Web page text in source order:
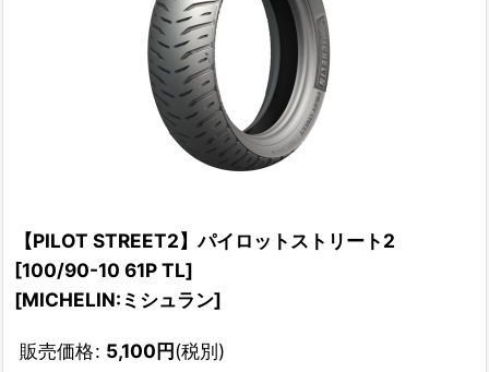
【PILOT STREET2】パイロットストリート2
[100/90-10 61P TL]
[MICHELIN:ミシュラン]
販売価格: 5,100円(税別)